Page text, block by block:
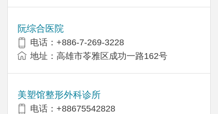
阮综合医院
电话：+886-7-269-3228
地址：高雄市苓雅区成功一路162号
美塑馆整形外科诊所
电话：+88675542828